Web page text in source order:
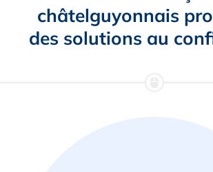
châtelguyonnais
des solutions au